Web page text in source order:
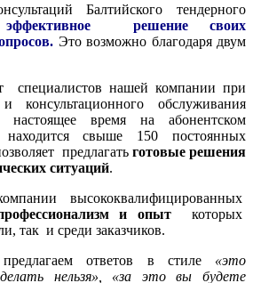
Балтийского тендерного
эффективное решение своих
Это возможно благодаря двум
специалистов нашей компании при
консультационного обслуживания
время на абонентском
свыше 150 постоянных
предлагать готовые решения
ситуаций.
высококвалифицированных
и опыткоторых
так и среди заказчиков.
ответов в стиле «это
нельзя», «за это вы будете